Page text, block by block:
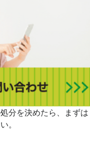
分を決めたら、まずは
。